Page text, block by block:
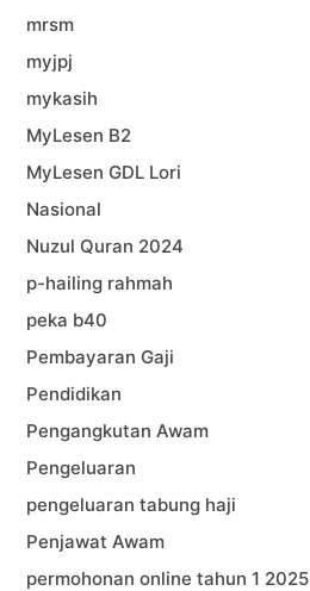
mrsm
myjpj
mykasih
MyLesen B2
MyLesen GDL Lori
Nasional
Nuzul Quran 2024
p-hailing rahmah
peka b40
Pembayaran Gaji
Pendidikan
Pengangkutan Awam
Pengeluaran
pengeluaran tabung haji
Penjawat Awam
permohonan online tahun 1 2025